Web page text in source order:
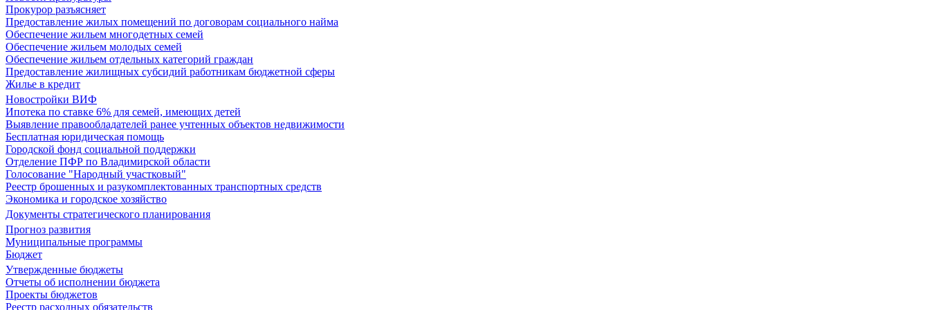
Прокурор разъясняет
Предоставление жилых помещений по договорам социального найма
Обеспечение жильем многодетных семей
Обеспечение жильем молодых семей
Обеспечение жильем отдельных категорий граждан
Предоставление жилищных субсидий работникам бюджетной сферы
Жилье в кредит
Новостройки ВИФ
Ипотека по ставке 6% для семей, имеющих детей
Выявление правообладателей ранее учтенных объектов недвижимости
Бесплатная юридическая помощь
Городской фонд социальной поддержки
Отделение ПФР по Владимирской области
Голосование "Народный участковый"
Реестр брошенных и разукомплектованных транспортных средств
Экономика и городское хозяйство
Документы стратегического планирования
Прогноз развития
Муниципальные программы
Бюджет
Утвержденные бюджеты
Отчеты об исполнении бюджета
Проекты бюджетов
Реестр расходных обязательств